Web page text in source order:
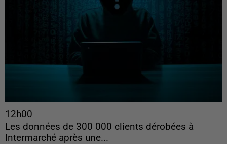
12h00
Les données de 300 000 clients dérobées à
Intermarché après une...